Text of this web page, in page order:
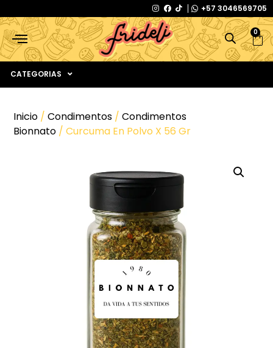
+57 3046569705
0
CATEGORIAS
Inicio /Condimentos /Condimentos
Bionnato / Curcuma En Polvo X 56 Gr